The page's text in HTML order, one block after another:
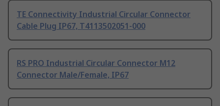
TE Connectivity Industrial Circular Connector
Cable Plug IP67, T4113502051-000
RS PRO Industrial Circular Connector M12
Connector Male/Female, IP67